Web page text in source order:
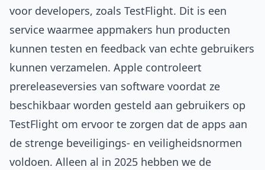
voor developers, zoals TestFlight. Dit is een
service waarmee appmakers hun producten
kunnen testen en feedback van echte gebruikers
kunnen verzamelen. Apple controleert
prerelease­versies van software voordat ze
beschikbaar worden gesteld aan gebruikers op
TestFlight om ervoor te zorgen dat de apps aan
de strenge beveiligings- en veiligheidsnormen
voldoen. Alleen al in 2025 hebben we de